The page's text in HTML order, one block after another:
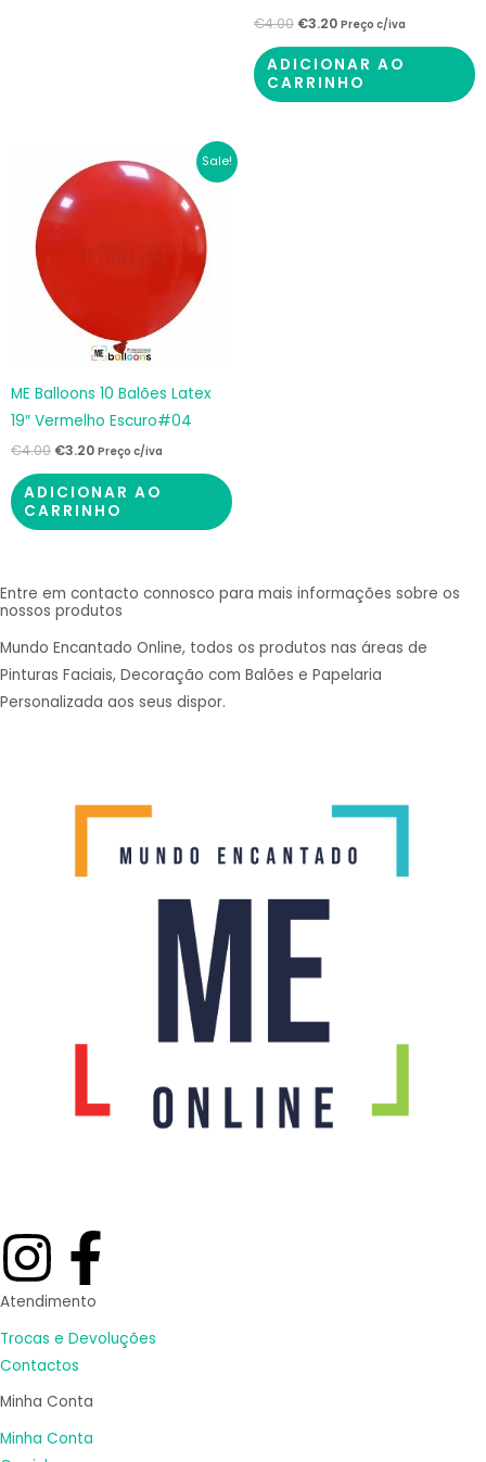
€4.00 €3.20 Preço c/iva
ADICIONAR AO
CARRINHO
Sale!
ME Balloons 10 Balões Latex
19″ Vermelho Escuro#04
€4.00
preço
original
era:
€4.00.
€3.20
preço
atual
Preço c/iva
ADICIONAR AO
CARRINHO
Entre em contacto connosco para mais informações sobre os
nossos produtos
Mundo Encantado Online, todos os produtos nas áreas de
Pinturas Faciais, Decoração com Balões e Papelaria
Personalizada aos seus dispor.
I
n
s
t
F
a
c
e
Atendimento
Trocas e Devoluções
Contactos
Minha Conta
Minha Conta